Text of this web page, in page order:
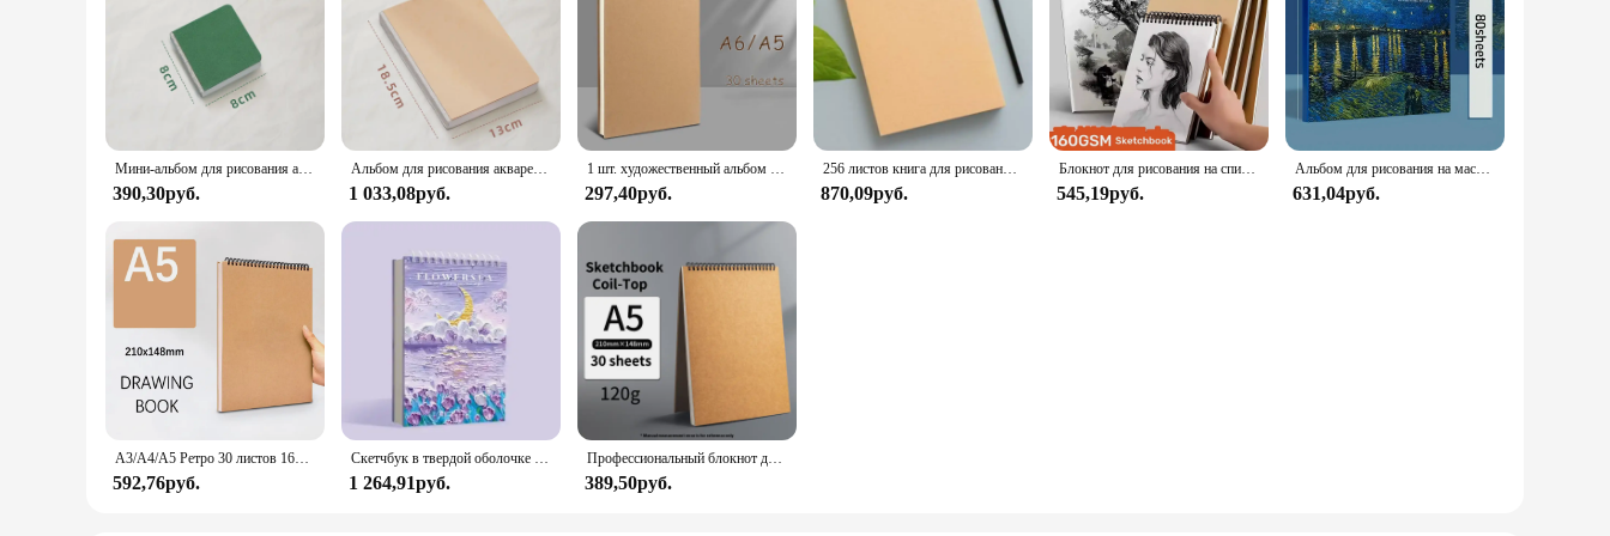
Мини-альбом для рисования акварелью из толстой бумаги карманный альбом для рисования GSM 230 г маркерная бумага для рисования, релаксация работы, фотоальбом
390,30руб.
Альбом для рисования акварелью из толстой бумаги карманный альбом для рисования утолщенная Бумага GSM 230 г бумага для рисования, рабочая Релаксация, искусственная бумага
1 033,08руб.
1 шт. художественный альбом для рисования, 160 г/м2, 30 листов/60 страниц, акварельный спиральный блокнот для рисования
297,40руб.
256 листов книга для рисования черный блокнот для рисования студенческий блокнот для рисования картонный альбом для рисования
870,09руб.
Блокнот для рисования на спирали, 160 г/кв. М
545,19руб.
Альбом для рисования на масляной основе, 80 листов
631,04руб.
A3/A4/A5 Ретро 30 листов 160 г/м2 художественный альбом для рисования акварелью практика спиральный блокнот в твердом переплете крафт-бумага блокнот для рисования
592,76руб.
Скетчбук в твердой оболочке 16K, утолщенная художественная книга для студентов, специальная книга для рисования, изысканная масляная живопись, бумажная эскизная бумага, школьные принадлежности
1 264,91руб.
Профессиональный блокнот для набросков толстая бумага 160 г/кв. М, блокнот на спирали для рисования акварелью, школьные принадлежности для набросков, блокнот для рисования
389,50руб.